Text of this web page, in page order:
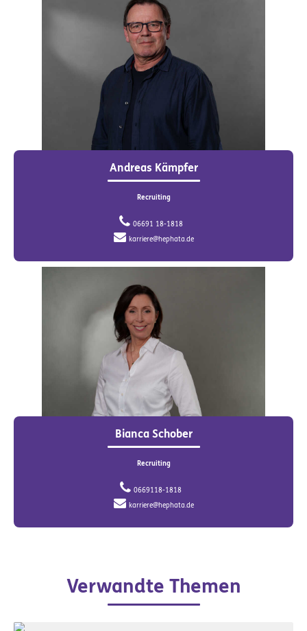
Andreas Kämpfer
Recruiting
06691 18-1818
karriere@hephata.de
Bianca Schober
Recruiting
0669118-1818
karriere@hephata.de
Verwandte Themen